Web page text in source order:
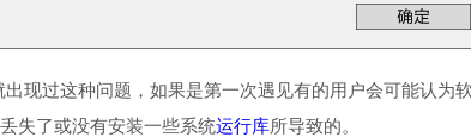
现过这种问题，如果是第一次遇见有的用户会可能认为
失了或没有安装一些系统运行库所导致的。